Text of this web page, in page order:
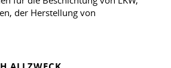
der Herstellung von